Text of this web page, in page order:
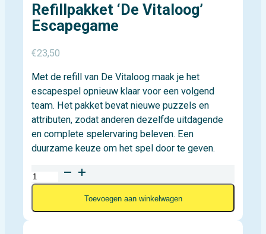
Refillpakket ‘De Vitaloog’
Escapegame
€23,50
Met de refill van De Vitaloog maak je het
escapespel opnieuw klaar voor een volgend
team. Het pakket bevat nieuwe puzzels en
attributen, zodat anderen dezelfde uitdagende
en complete spelervaring beleven. Een
duurzame keuze om het spel door te geven.
Refillpakket
'De
Escapegame
Toevoegen aan winkelwagen